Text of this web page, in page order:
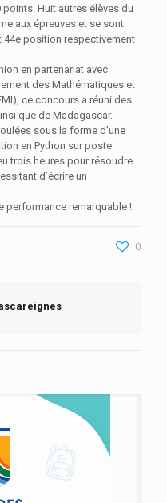
Huit autres élèves du
aux épreuves et se sont
44e position respectivement
en partenariat avec
des Mathématiques et
ce concours a réuni des
que de Madagascar.
sous la forme d’une
en Python sur poste
trois heures pour résoudre
d’écrire un
performance remarquable !
0